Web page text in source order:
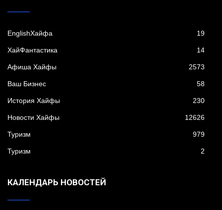
EnglishХайфа 19
XайФантастика 14
Афиша Хайфы 2573
Ваш Бизнес 58
История Хайфы 230
Новости Хайфы 12626
Туризм 979
Туризм 2
КАЛЕНДАРЬ НОВОСТЕЙ